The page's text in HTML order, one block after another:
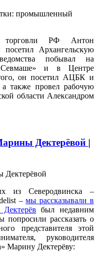
торговли РФ Антон
Архангельскую
побывал на
и в Центре
он посетил АЦБК и
также провел рабочую
области Александром
Дектерёвой |
из Северодвинска –
–мы рассказывали в
был недавним
рассказать о
представителя этой
руководителя
Марину Дектерёву: